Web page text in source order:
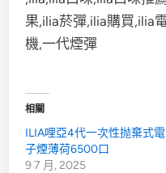
相關
ILIA哩亞4代一次性抛棄式電
子煙薄荷6500口
9 7 月, 2025